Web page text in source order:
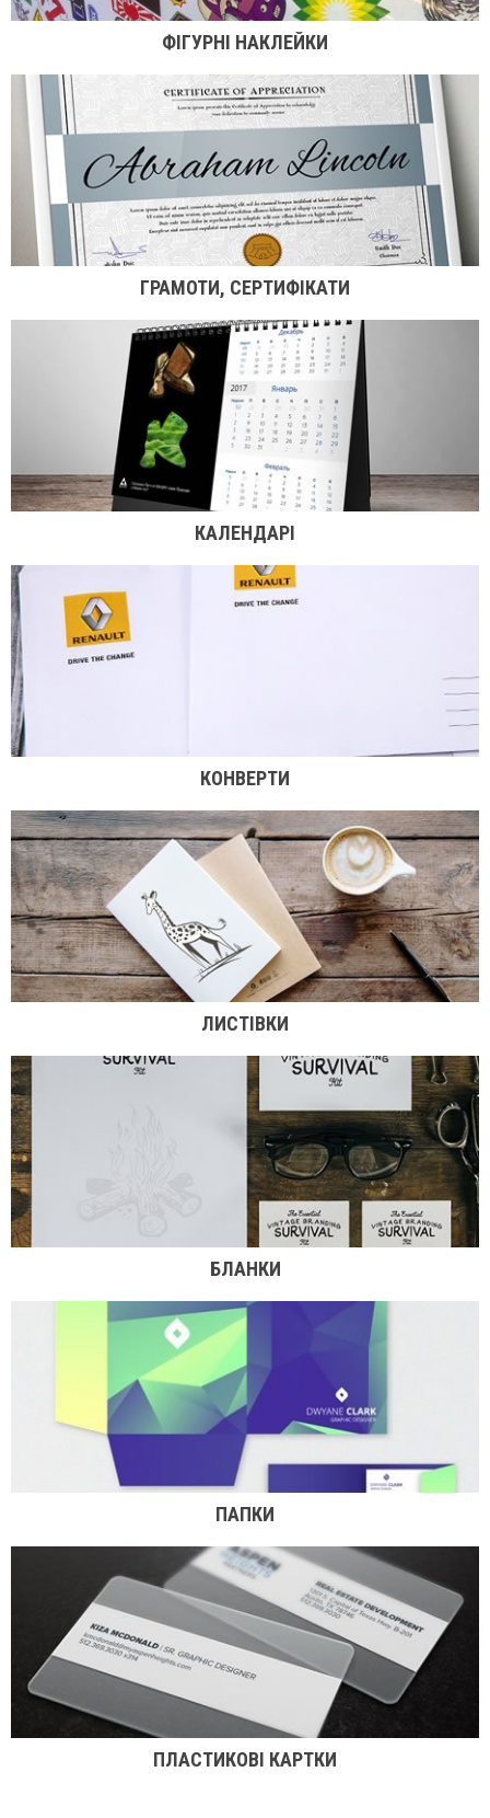
ФІГУРНІ НАКЛЕЙКИ
ГРАМОТИ, СЕРТИФІКАТИ
КАЛЕНДАРІ
КОНВЕРТИ
ЛИСТІВКИ
БЛАНКИ
ПАПКИ
ПЛАСТИКОВІ КАРТКИ